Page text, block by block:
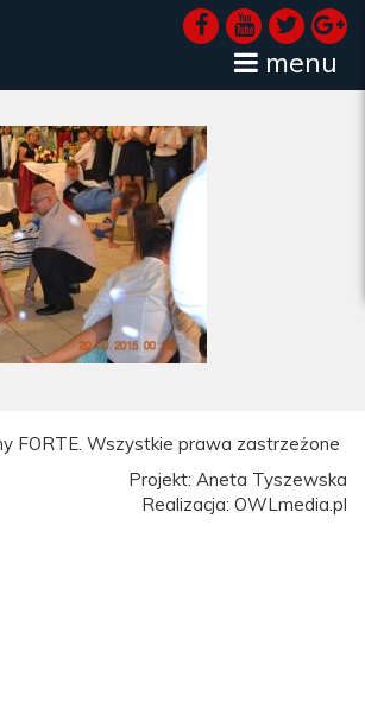
menu
FORTE. Wszystkie prawa zastrzeżone
Projekt: Aneta Tyszewska
Realizacja: OWLmedia.pl